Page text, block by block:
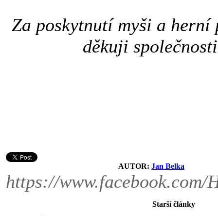
Za poskytnutí myši a herní
děkuji
AUTOR: Jan Belka
https://www.facebook.com/
Starší články